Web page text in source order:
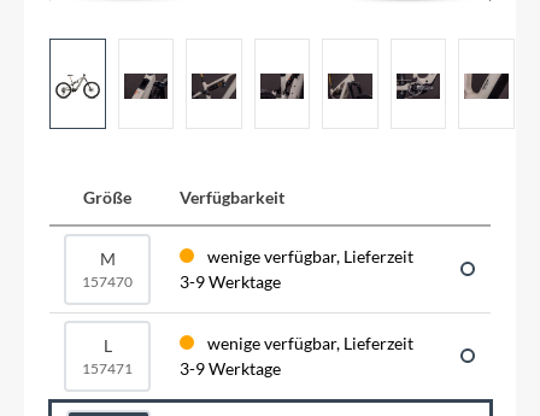
Größe Verfügbarkeit
M
157470
wenige verfügbar, Lieferzeit
3-9 Werktage
L
157471
wenige verfügbar, Lieferzeit
3-9 Werktage